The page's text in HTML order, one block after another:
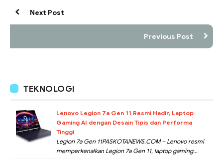
Next Post
Previous Post
TEKNOLOGI
Lenovo Legion 7a Gen 11 Resmi Hadir, Laptop
Gaming AI dengan Desain Tipis dan Performa
Tinggi
Legion 7a Gen 11PASKOTANEWS.COM – Lenovo resmi
memperkenalkan Legion 7a Gen 11, laptop gaming...